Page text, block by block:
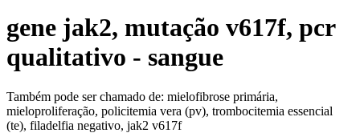
gene jak2, mutação v617f, pcr
qualitativo - sangue
Também pode ser chamado de: mielofibrose primária,
mieloproliferação, policitemia vera (pv), trombocitemia essencial
(te), filadelfia negativo, jak2 v617f